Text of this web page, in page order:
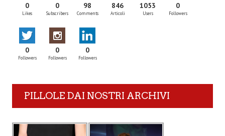
0
Likes
0
Subscribers
98
Comments
846
Articoli
1053
Users
0
Followers
0
Followers
0
Followers
0
Followers
PILLOLE DAI NOSTRI ARCHIVI